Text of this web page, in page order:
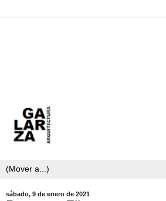
sábado, 9 de enero de 2021